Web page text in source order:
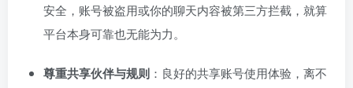
安全，账号被盗用或你的聊天内容被第三方拦截，就算
平台本身可靠也无能为力。
尊重共享伙伴与规则 ：良好的共享账号使用体验，离不